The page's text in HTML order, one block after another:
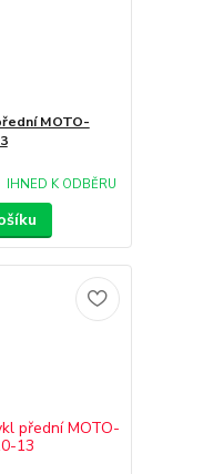
MOTO-
IHNED K ODBĚRU